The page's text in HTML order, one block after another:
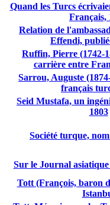
Quand les Turcs
Français,
Relation de
Effendi,
Ruffin, Pierre (1742-
carrière entre
Sarrou, Auguste
français
Seid Mustafa, un
1803
Société turque,
Sur le Journal
Tott (François, baron